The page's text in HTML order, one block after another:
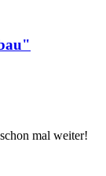
mal weiter!